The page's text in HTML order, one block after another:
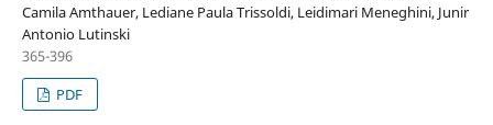
Camila Amthauer, Lediane Paula Trissoldi, Leidimari Meneghini, Junir
Antonio Lutinski
365-396
PDF